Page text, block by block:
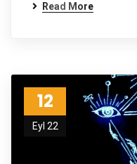
Read More
12
Eyl 22